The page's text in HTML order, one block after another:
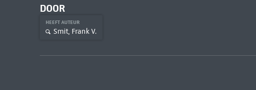
DOOR
HEEFT AUTEUR
Smit, Frank V.